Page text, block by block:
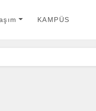
KAMPÜS